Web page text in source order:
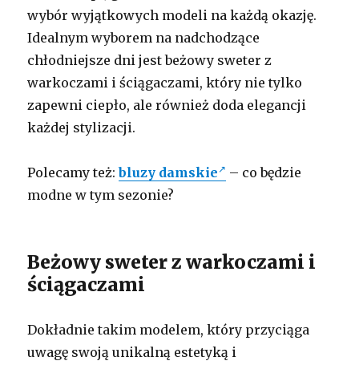
wybór wyjątkowych modeli na każdą okazję.
Idealnym wyborem na nadchodzące
chłodniejsze dni jest beżowy sweter z
warkoczami i ściągaczami, który nie tylko
zapewni ciepło, ale również doda elegancji
każdej stylizacji.
Polecamy też:bluzy damskie
– co będzie
modne w tym sezonie?
Beżowy sweter z warkoczami i
ściągaczami
Dokładnie takim modelem, który przyciąga
uwagę swoją unikalną estetyką i